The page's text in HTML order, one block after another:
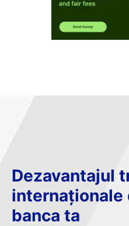
Dezavantajul
internaționale
banca ta